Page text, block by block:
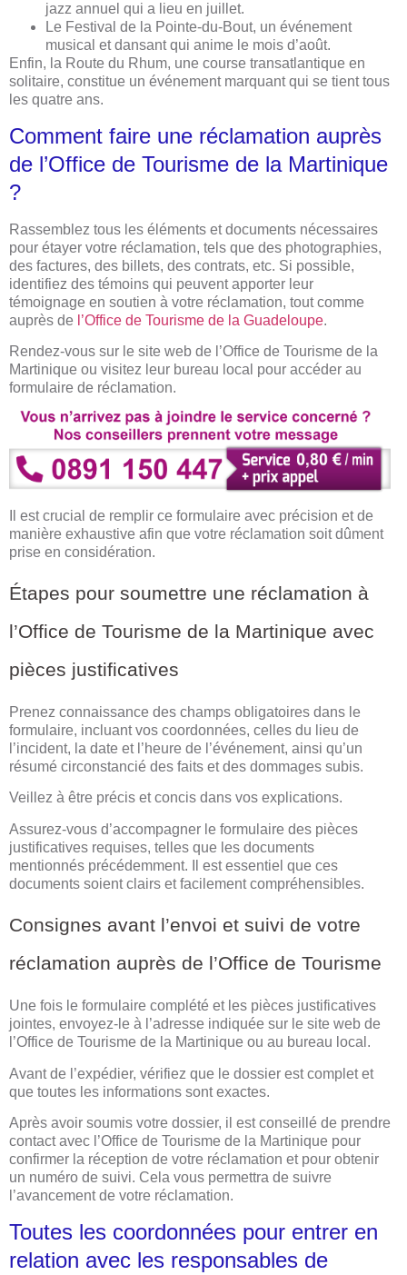
jazz annuel qui a lieu en juillet.
Le Festival de la Pointe-du-Bout, un événement
musical et dansant qui anime le mois d’août.
Enfin, la Route du Rhum, une course transatlantique en
solitaire, constitue un événement marquant qui se tient tous
les quatre ans.
Comment faire une réclamation auprès
de l’Office de Tourisme de la Martinique
?
Rassemblez tous les éléments et documents nécessaires
pour étayer votre réclamation, tels que des photographies,
des factures, des billets, des contrats, etc. Si possible,
identifiez des témoins qui peuvent apporter leur
témoignage en soutien à votre réclamation, tout comme
auprès de l’Office de Tourisme de la Guadeloupe.
Rendez-vous sur le site web de l’Office de Tourisme de la
Martinique ou visitez leur bureau local pour accéder au
formulaire de réclamation.
Il est crucial de remplir ce formulaire avec précision et de
manière exhaustive afin que votre réclamation soit dûment
prise en considération.
Étapes pour soumettre une réclamation à
l’Office de Tourisme de la Martinique avec
pièces justificatives
Prenez connaissance des champs obligatoires dans le
formulaire, incluant vos coordonnées, celles du lieu de
l’incident, la date et l’heure de l’événement, ainsi qu’un
résumé circonstancié des faits et des dommages subis.
Veillez à être précis et concis dans vos explications.
Assurez-vous d’accompagner le formulaire des pièces
justificatives requises, telles que les documents
mentionnés précédemment. Il est essentiel que ces
documents soient clairs et facilement compréhensibles.
Consignes avant l’envoi et suivi de votre
réclamation auprès de l’Office de Tourisme
Une fois le formulaire complété et les pièces justificatives
jointes, envoyez-le à l’adresse indiquée sur le site web de
l’Office de Tourisme de la Martinique ou au bureau local.
Avant de l’expédier, vérifiez que le dossier est complet et
que toutes les informations sont exactes.
Après avoir soumis votre dossier, il est conseillé de prendre
contact avec l’Office de Tourisme de la Martinique pour
confirmer la réception de votre réclamation et pour obtenir
un numéro de suivi. Cela vous permettra de suivre
l’avancement de votre réclamation.
Toutes les coordonnées pour entrer en
relation avec les responsables de